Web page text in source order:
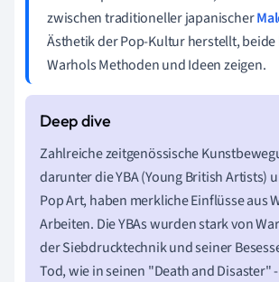
zwischen traditioneller japanischer
Ästhetik der Pop-Kultur herstellt, beide
Warhols Methoden und Ideen zeigen.
Zahlreiche zeitgenössische
darunter die YBA (Young British Artists)
Pop Art, haben merkliche Einflüsse aus
Arbeiten. Die YBAs wurden stark von
der Siebdrucktechnik und seiner
Tod, wie in seinen "Death and Disaster"